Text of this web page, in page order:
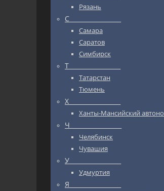
Рязань
С_________________
Самара
Саратов
Симбирск
Т_________________
Татарстан
Тюмень
Х_________________
Ханты-Мансийский
Ч_________________
Челябинск
Чувашия
У_________________
Удмуртия
Я_________________